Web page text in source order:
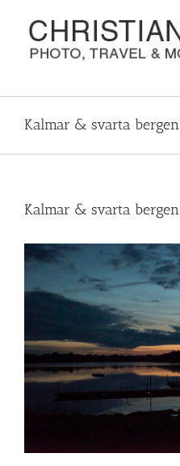
Inhalt
springen
Kalmar & svarta bergen
Kalmar & svarta bergen
Zeige
grösseres
Bild